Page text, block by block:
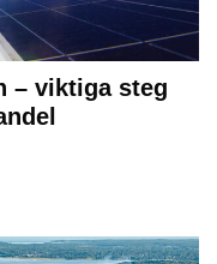
– viktiga steg